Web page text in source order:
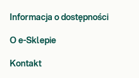
Informacja o dostępności
O e-Sklepie
Kontakt